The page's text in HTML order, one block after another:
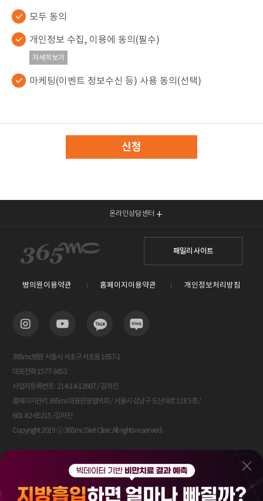
모두 동의
개인정보 수집, 이용에 동의(필수)
자세히보기
마케팅(이벤트 정보수신 등) 사용 동의(선택)
신청
온라인상담센터
패밀리 사이트
병의원이용약관 홈페이지이용약관 개인정보처리방침
365mc병원 서울시 서초구 서초동 1657-1
대표전화 1577-3653
사업자등록번호 : 214-14-12607 / 김하진
홈페이지관리 365mc대표원장협의회 / 서울시 강남구 도산대로 118 5층 /
601-82-65215 /김하진
Copyright 2019 ⓒ 365mc Diet Clinic All rights reserved.